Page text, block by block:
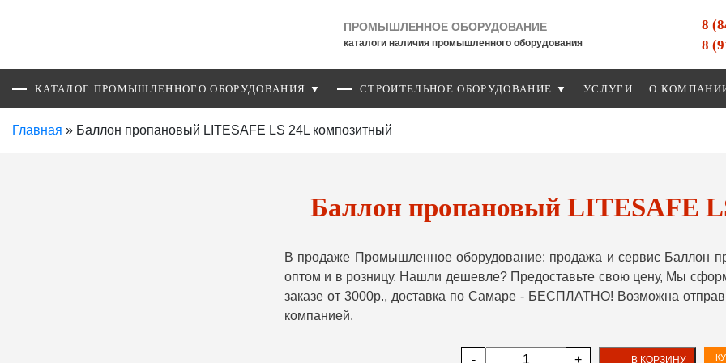
ПРОМЫШЛЕННОЕ ОБОРУДОВАНИЕ
каталоги наличия промышленного оборудования
8
8
КАТАЛОГ ПРОМЫШЛЕННОГО ОБОРУДОВАНИЯ ▼ СТРОИТЕЛЬНОЕ ОБОРУДОВАНИЕ ▼ УСЛУГИ О
Главная » Баллон пропановый LITESAFE LS 24L композитный
Баллон пропановый LITESAFE
В продаже Промышленное оборудование: продажа и сервис Баллон
оптом и в розницу. Нашли дешевле? Предоставьте свою цену, Мы
заказе от 3000р., доставка по Самаре - БЕСПЛАТНО! Возможна
компанией.
- + В КОРЗИНУ